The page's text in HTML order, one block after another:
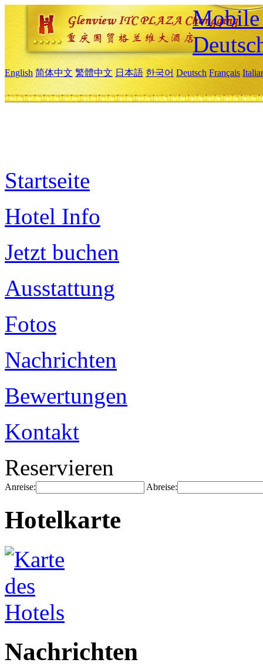
Mobile
English 简体中文 繁體中文 日本語 한국어 Deutsch Français
Startseite
Hotel Info
Jetzt buchen
Ausstattung
Fotos
Nachrichten
Bewertungen
Kontakt
Reservieren
Anreise: Abreise:
Hotelkarte
Nachrichten